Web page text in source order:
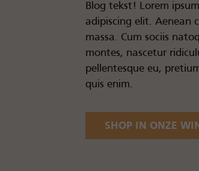
Blog tekst! Lorem
adipiscing elit. Aenean
massa. Cum sociis
montes, nascetur
pellentesque eu,
quis enim.
SHOP IN ONZE